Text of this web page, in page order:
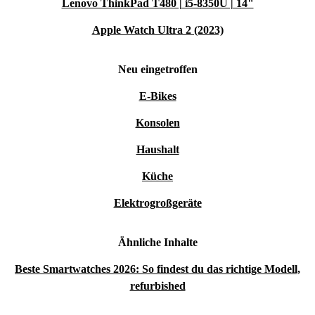
Lenovo ThinkPad T480 | i5-8350U | 14"
Apple Watch Ultra 2 (2023)
Neu eingetroffen
E-Bikes
Konsolen
Haushalt
Küche
Elektrogroßgeräte
Ähnliche Inhalte
Beste Smartwatches 2026: So findest du das richtige Modell,
refurbished